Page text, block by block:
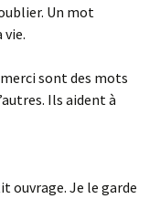
Un mot
vie.
sont des mots
Ils aident à
ouvrage. Je le garde